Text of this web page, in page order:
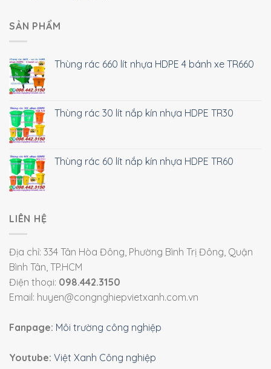
SẢN PHẨM
Thùng rác 660 lít nhựa HDPE 4 bánh xe TR660
Thùng rác 30 lít nắp kín nhựa HDPE TR30
Thùng rác 60 lít nắp kín nhựa HDPE TR60
LIÊN HỆ
Địa chỉ: 334 Tân Hòa Đông, Phường Bình Trị Đông, Quận
Bình Tân, TP.HCM
Điện thoại: 098.442.3150
Email: huyen@congnghiepvietxanh.com.vn
Fanpage: Môi trường công nghiệp
Youtube: Việt Xanh Công nghiệp